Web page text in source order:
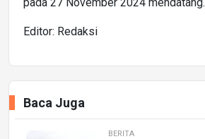
Editor: Redaksi
Baca Juga
BERITA